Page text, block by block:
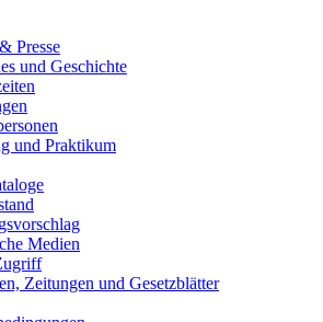
Presse
und Geschichte
und Praktikum
Medien
Zeitungen und Gesetzblätter